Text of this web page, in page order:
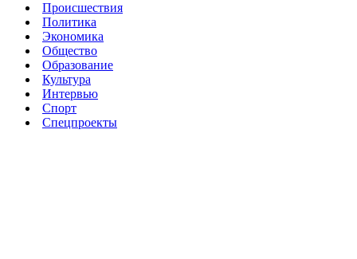
Происшествия
Политика
Экономика
Общество
Образование
Культура
Интервью
Спорт
Спецпроекты